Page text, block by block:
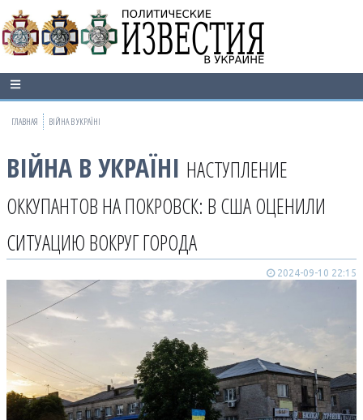
ГЛАВНАЯ ВІЙНА В УКРАЇНІ
ВІЙНА В УКРАЇНІ НАСТУПЛЕНИЕ
ОККУПАНТОВ НА ПОКРОВСК: В США ОЦЕНИЛИ
СИТУАЦИЮ ВОКРУГ ГОРОДА
2024-09-10 22:15